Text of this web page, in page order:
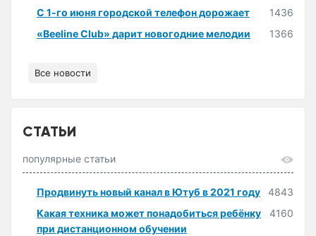
С 1-го июня городской телефон дорожает
1436
«Beeline Club» дарит новогодние мелодии
1366
Все новости
СТАТЬИ
популярные статьи
Продвинуть новый канал в Ютуб в 2021 году
4843
Какая техника может понадобиться ребёнку
при дистанционном обучении
4160